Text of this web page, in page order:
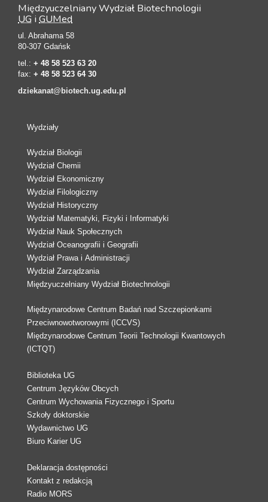
Międzyuczelniany Wydział Biotechnologii
UG i GUMed
ul. Abrahama 58
80-307 Gdańsk
tel.: + 48 58 523 63 20
fax: + 48 58 523 64 30
dziekanat@biotech.ug.edu.pl
Wydziały
Wydział Biologii
Wydział Chemii
Wydział Ekonomiczny
Wydział Filologiczny
Wydział Historyczny
Wydział Matematyki, Fizyki i Informatyki
Wydział Nauk Społecznych
Wydział Oceanografii i Geografii
Wydział Prawa i Administracji
Wydział Zarządzania
Międzyuczelniany Wydział Biotechnologii
Międzynarodowe Centrum Badań nad Szczepionkami
Przeciwnowotworowymi (ICCVS)
Międzynarodowe Centrum Teorii Technologii Kwantowych
(ICTQT)
Biblioteka UG
Centrum Języków Obcych
Centrum Wychowania Fizycznego i Sportu
Szkoły doktorskie
Wydawnictwo UG
Biuro Karier UG
Deklaracja dostępności
Kontakt z redakcją
Radio MORS